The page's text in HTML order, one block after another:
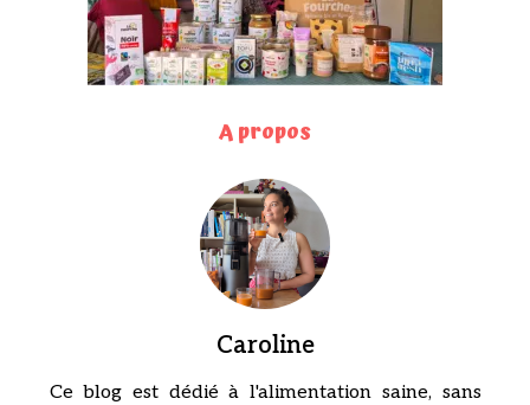
A propos
Caroline
Ce blog est dédié à l'alimentation saine, sans